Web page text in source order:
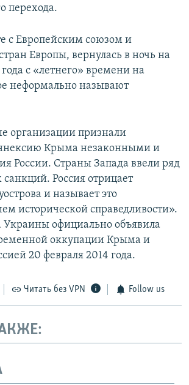
перехода.
с Европейским союзом и
Европы, вернулась в ночь на
года с «летнего» времени на
неформально называют
организации признали
Крыма незаконными и
России. Страны Запада ввели ряд
Россия отрицает
и называет это
исторической справедливости».
Украины официально объявила
оккупации Крыма и
20 февраля 2014 года.
Читать без VPN Follow us